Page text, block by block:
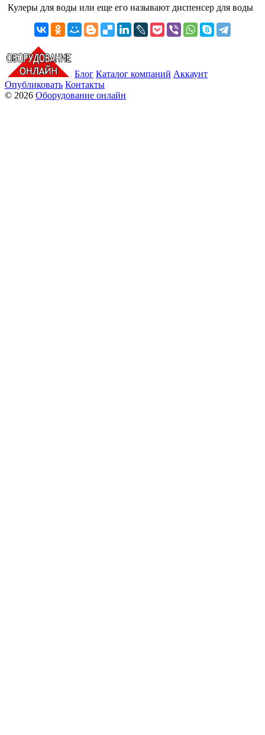
Кулеры для воды или еще его называют диспенсер для воды
Блог Каталог компаний Аккаунт
Опубликовать Контакты
© 2026 Оборудование онлайн